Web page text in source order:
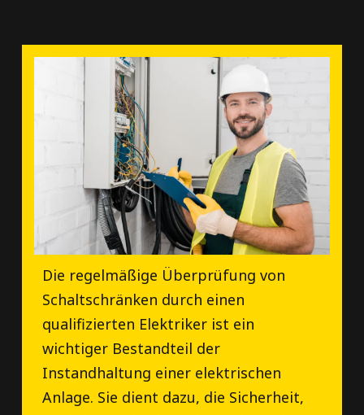
Die regelmäßige Überprüfung von
Schaltschränken durch einen
qualifizierten Elektriker ist ein
wichtiger Bestandteil der
Instandhaltung einer elektrischen
Anlage. Sie dient dazu, die Sicherheit,